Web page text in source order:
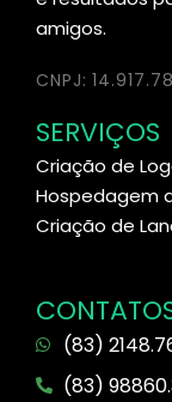
amigos.
CNPJ:
SERVIÇOS
Criação de
Hospedagem
Criação de
(83)
(83)